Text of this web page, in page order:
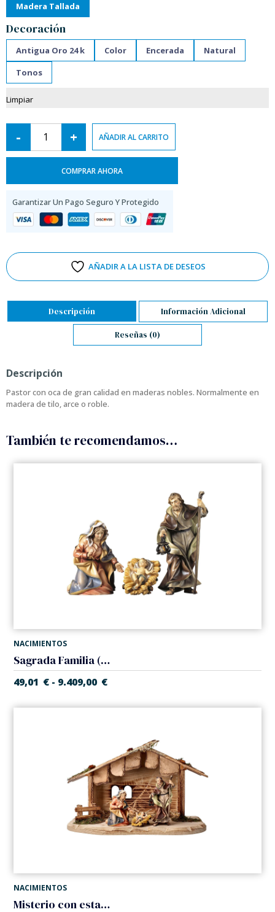
Madera Tallada
Decoración
Antigua Oro 24 k Color Encerada
Natural
Tonos
Limpiar
- + AÑADIR AL CARRITO
COMPRAR AHORA
Garantizar Un Pago Seguro Y Protegido
AÑADIR A LA LISTA DE DESEOS
Descripción Información Adicional
Reseñas (0)
Descripción
Pastor con oca de gran calidad en maderas nobles. Normalmente en
madera de tilo, arce o roble.
También te recomendamos…
NACIMIENTOS
Sagrada Familia (Belen Casales)
49,01 € - 9.409,00 €
NACIMIENTOS
Misterio con establo (5 piezas) (Belen Casales)